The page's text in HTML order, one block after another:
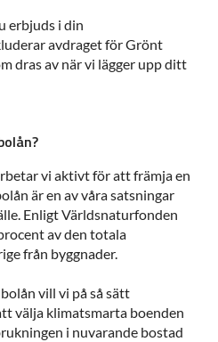
erbjuds i din
avdraget för Grönt
dras av när vi lägger upp ditt
vi aktivt för att främja en
är en av våra satsningar
Enligt Världsnaturfonden
av den totala
från byggnader.
vill vi på så sätt
välja klimatsmarta boenden
i nuvarande bostad